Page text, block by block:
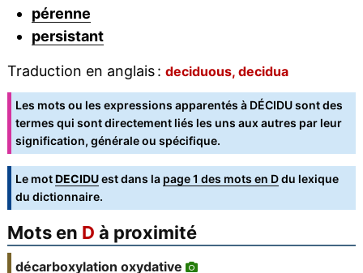
pérenne
persistant
Traduction en anglais : deciduous, decidua
Les mots ou les expressions apparentés à DÉCIDU sont des
termes qui sont directement liés les uns aux autres par leur
signification, générale ou spécifique.
Le motDECIDUest dans la page 1 des mots en Ddu lexique
du dictionnaire.
Mots en D à proximité
décarboxylation oxydative